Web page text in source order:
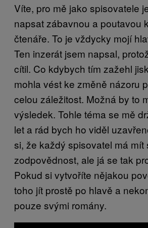
Víte, pro mě jako spisovatele
napsat zábavnou a poutavou
čtenáře. To je vždycky mojí
Ten inzerát jsem napsal,
cítil. Co kdybych tím zažehl
mohla vést ke změně názoru
celou záležitost. Možná by to
výsledek. Tohle téma se mě
let a rád bych ho viděl
si, že každý spisovatel má mít
zodpovědnost, ale já se tak
Pokud si vytvoříte nějakou
toho jít prostě po hlavě a
pouze svými romány.